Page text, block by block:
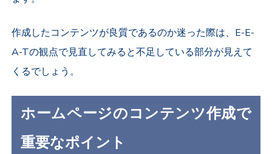
作成したコンテンツが良質であるのか迷った際は、E-E-
A-Tの観点で見直してみると不足している部分が見えて
くるでしょう。
ホームページのコンテンツ作成で
重要なポイント